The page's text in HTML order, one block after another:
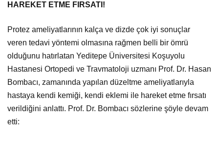
HAREKET ETME FIRSATI!
Protez ameliyatlarının kalça ve dizde çok iyi sonuçlar
veren tedavi yöntemi olmasına rağmen belli bir ömrü
olduğunu hatırlatan Yeditepe Üniversitesi Koşuyolu
Hastanesi Ortopedi ve Travmatoloji uzmanı Prof. Dr. Hasan
Bombacı, zamanında yapılan düzeltme ameliyatlarıyla
hastaya kendi kemiği, kendi eklemi ile hareket etme fırsatı
verildiğini anlattı. Prof. Dr. Bombacı sözlerine şöyle devam
etti: